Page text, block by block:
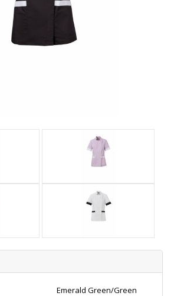
Emerald Green/green